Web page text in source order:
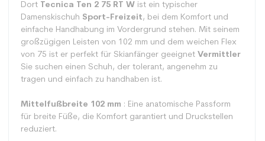
Dort Tecnica Ten 2 75 RT W ist ein typischer
Damenskischuh Sport-Freizeit, bei dem Komfort und
einfache Handhabung im Vordergrund stehen. Mit seinem
großzügigen Leisten von 102 mm und dem weichen Flex
von 75 ist er perfekt für Skianfänger geeignet Vermittler
Sie suchen einen Schuh, der tolerant, angenehm zu
tragen und einfach zu handhaben ist.
Mittelfußbreite 102 mm : Eine anatomische Passform
für breite Füße, die Komfort garantiert und Druckstellen
reduziert.